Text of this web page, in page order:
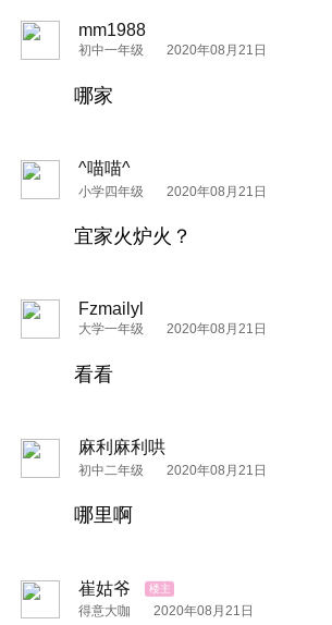
mm1988
初中一年级 2020年08月21日
哪家
^喵喵^
小学四年级 2020年08月21日
宜家火炉火？
Fzmailyl
大学一年级 2020年08月21日
看看
麻利麻利哄
初中二年级 2020年08月21日
哪里啊
崔姑爷
得意大咖 2020年08月21日